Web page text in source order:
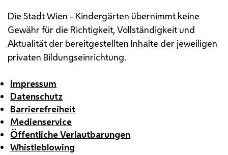
Die Stadt Wien - Kindergärten übernimmt keine
Gewähr für die Richtigkeit, Vollständigkeit und
Aktualität der bereitgestellten Inhalte der jeweiligen
privaten Bildungseinrichtung.
Impressum
Datenschutz
Barrierefreiheit
Medienservice
Öffentliche Verlautbarungen
Whistleblowing